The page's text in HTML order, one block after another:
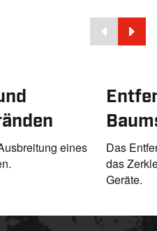
eines
Das
das
Geräte.